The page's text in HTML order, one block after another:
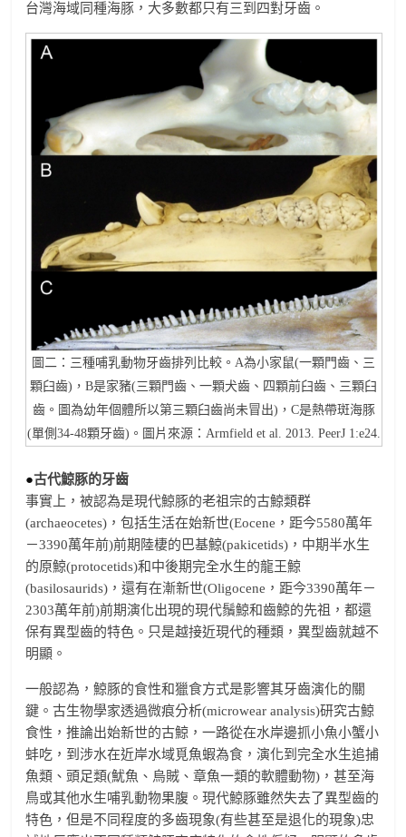
台灣海域同種海豚，大多數都只有三到四對牙齒。
圖二：三種哺乳動物牙齒排列比較。A為小家鼠(一顆門齒、三
顆臼齒)，B是家豬(三顆門齒、一顆犬齒、四顆前臼齒、三顆臼
齒。圖為幼年個體所以第三顆臼齒尚未冒出)，C是熱帶斑海豚
(單側34-48顆牙齒)。圖片來源：Armfield et al. 2013. PeerJ 1:e24.
●古代鯨豚的牙齒
事實上，被認為是現代鯨豚的老祖宗的古鯨類群
(archaeocetes)，包括生活在始新世(Eocene，距今5580萬年
－3390萬年前)前期陸棲的巴基鯨(pakicetids)，中期半水生
的原鯨(protocetids)和中後期完全水生的龍王鯨
(basilosaurids)，還有在漸新世(Oligocene，距今3390萬年－
2303萬年前)前期演化出現的現代鬚鯨和齒鯨的先祖，都還
保有異型齒的特色。只是越接近現代的種類，異型齒就越不
明顯。
一般認為，鯨豚的食性和獵食方式是影響其牙齒演化的關
鍵。古生物學家透過微痕分析(microwear analysis)研究古鯨
食性，推論出始新世的古鯨，一路從在水岸邊抓小魚小蟹小
蚌吃，到涉水在近岸水域覓魚蝦為食，演化到完全水生追捕
魚類、頭足類(魷魚、烏賊、章魚一類的軟體動物)，甚至海
鳥或其他水生哺乳動物果腹。現代鯨豚雖然失去了異型齒的
特色，但是不同程度的多齒現象(有些甚至是退化的現象)忠